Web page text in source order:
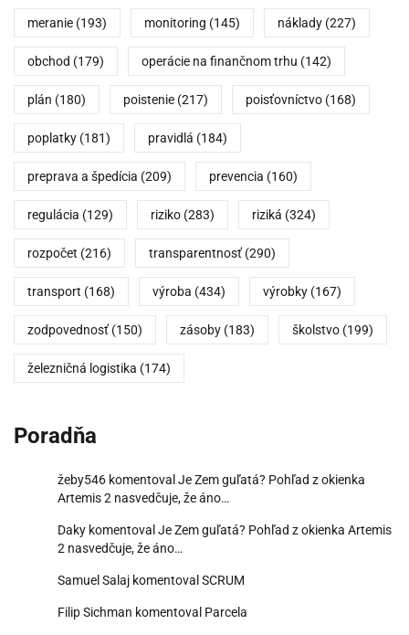
meranie (193) monitoring (145) náklady (227)
obchod (179) operácie na finančnom trhu (142)
plán (180) poistenie (217) poisťovníctvo (168)
poplatky (181) pravidlá (184)
preprava a špedícia (209) prevencia (160)
regulácia (129) riziko (283) riziká (324)
rozpočet (216) transparentnosť (290)
transport (168) výroba (434) výrobky (167)
zodpovednosť (150) zásoby (183) školstvo (199)
železničná logistika (174)
Poradňa
žeby546 komentovalJe Zem guľatá? Pohľad z okienka
Artemis 2 nasvedčuje, že áno…
Daky komentovalJe Zem guľatá? Pohľad z okienka Artemis
2 nasvedčuje, že áno…
Samuel Salaj komentovalSCRUM
Filip Sichman komentoval Parcela